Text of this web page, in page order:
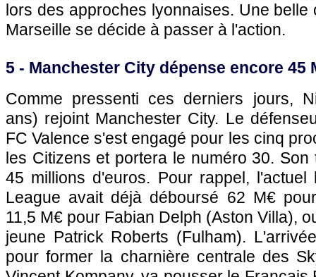
lors des approches lyonnaises. Une belle
Marseille se décide à passer à l'action.
5 - Manchester City dépense encore 45
Comme pressenti ces derniers jours,
ans) rejoint Manchester City. Le
FC Valence s'est engagé pour les cinq
les Citizens et portera le numéro 30.
45 millions d'euros. Pour rappel,
League avait déjà déboursé 62 M€
11,5 M€ pour Fabian Delph (Aston Villa),
jeune Patrick Roberts (Fulham).
pour former la charnière centrale des